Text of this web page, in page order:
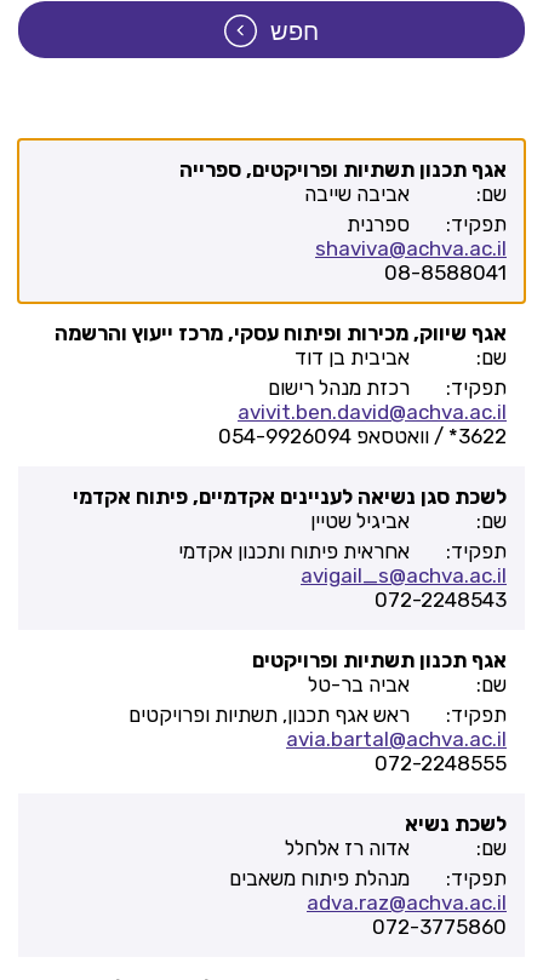
חפש
תחום
תפקיד
פרטי
קשר
אגף תכנון תשתיות ופרויקטים, ספרייה
שם:
אביבה שייבה
תפקיד:
ספרנית
shaviva@achva.ac.il
08-8588041
אגף שיווק, מכירות ופיתוח עסקי, מרכז ייעוץ והרשמה
שם:
אביבית בן דוד
תפקיד:
רכזת מנהל רישום
avivit.ben.david@achva.ac.il
3622* / וואטסאפ 054-9926094
לשכת סגן נשיאה לעניינים אקדמיים, פיתוח אקדמי
שם:
אביגיל שטיין
תפקיד:
אחראית פיתוח ותכנון אקדמי
avigail_s@achva.ac.il
072-2248543
אגף תכנון תשתיות ופרויקטים
שם:
אביה בר-טל
תפקיד:
ראש אגף תכנון, תשתיות ופרויקטים
avia.bartal@achva.ac.il
072-2248555
לשכת נשיא
שם:
אדוה רז אלחלל
תפקיד:
מנהלת פיתוח משאבים
adva.raz@achva.ac.il
072-3775860